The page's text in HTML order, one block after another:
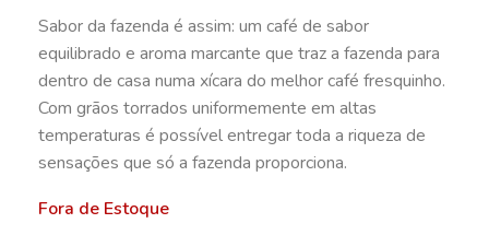
Sabor da fazenda é assim: um café de sabor
equilibrado e aroma marcante que traz a fazenda para
dentro de casa numa xícara do melhor café fresquinho.
Com grãos torrados uniformemente em altas
temperaturas é possível entregar toda a riqueza de
sensações que só a fazenda proporciona.
Fora de Estoque